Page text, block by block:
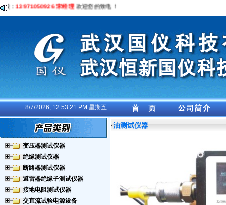
13971050926 宋经理欢迎您的致电！
8/7/2026, 12:53:22 PM 星期五
变压器测试仪器
绝缘测试仪器
断路器测试仪器
避雷器绝缘子测试仪器
接地电阻测试仪器
交直流试验电源设备
·油测试仪器